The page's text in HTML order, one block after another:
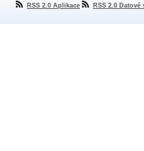
RSS 2.0 Aplikace
RSS 2.0 Datové